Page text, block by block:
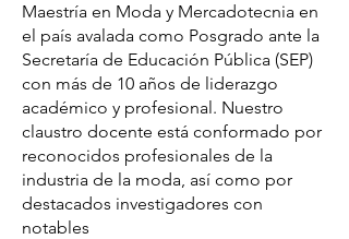
Maestría en Moda y Mercadotecnia en
el país avalada como Posgrado ante la
Secretaría de Educación Pública (SEP)
con más de 10 años de liderazgo
académico y profesional. Nuestro
claustro docente está conformado por
reconocidos profesionales de la
industria de la moda, así como por
destacados investigadores con
notables